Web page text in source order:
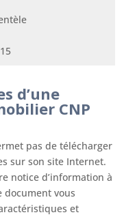
d’une
CNP
pas de télécharger
sur son site Internet.
notice d’information à
document vous
et